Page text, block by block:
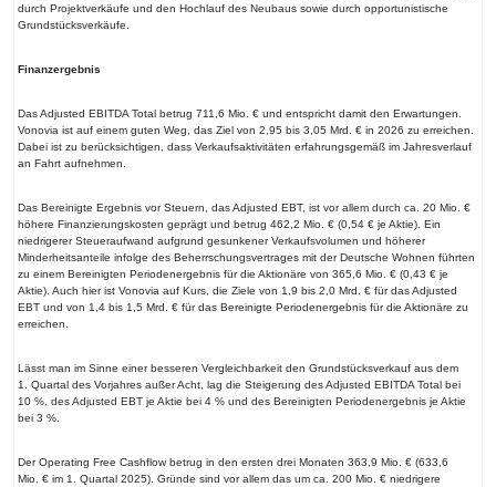
durch Projektverkäufe und den Hochlauf des Neubaus sowie durch opportunistische
Grundstücksverkäufe.
Finanzergebnis
Das Adjusted EBITDA Total betrug 711,6 Mio. € und entspricht damit den Erwartungen.
Vonovia ist auf einem guten Weg, das Ziel von 2,95 bis 3,05 Mrd. € in 2026 zu erreichen.
Dabei ist zu berücksichtigen, dass Verkaufsaktivitäten erfahrungsgemäß im Jahresverlauf
an Fahrt aufnehmen.
Das Bereinigte Ergebnis vor Steuern, das Adjusted EBT, ist vor allem durch ca. 20 Mio. €
höhere Finanzierungskosten geprägt und betrug 462,2 Mio. € (0,54 € je Aktie). Ein
niedrigerer Steueraufwand aufgrund gesunkener Verkaufsvolumen und höherer
Minderheitsanteile infolge des Beherrschungsvertrages mit der Deutsche Wohnen führten
zu einem Bereinigten Periodenergebnis für die Aktionäre von 365,6 Mio. € (0,43 € je
Aktie). Auch hier ist Vonovia auf Kurs, die Ziele von 1,9 bis 2,0 Mrd. € für das Adjusted
EBT und von 1,4 bis 1,5 Mrd. € für das Bereinigte Periodenergebnis für die Aktionäre zu
erreichen.
Lässt man im Sinne einer besseren Vergleichbarkeit den Grundstücksverkauf aus dem
1. Quartal des Vorjahres außer Acht, lag die Steigerung des Adjusted EBITDA Total bei
10 %, des Adjusted EBT je Aktie bei 4 % und des Bereinigten Periodenergebnis je Aktie
bei 3 %.
Der Operating Free Cashflow betrug in den ersten drei Monaten 363,9 Mio. € (633,6
Mio. € im 1. Quartal 2025). Gründe sind vor allem das um ca. 200 Mio. € niedrigere